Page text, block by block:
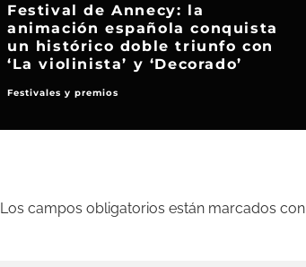
Festival de Annecy: la
animación española conquista
un histórico doble triunfo con
‘La violinista’ y ‘Decorado’
Festivales y premios
Los campos obligatorios están marcados con